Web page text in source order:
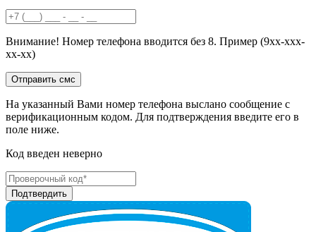
Внимание! Номер телефона вводится без 8. Пример (9хх-ххх-
хх-хх)
На указанный Вами номер телефона выслано сообщение с
верификационным кодом. Для подтверждения введите его в
поле ниже.
Код введен неверно